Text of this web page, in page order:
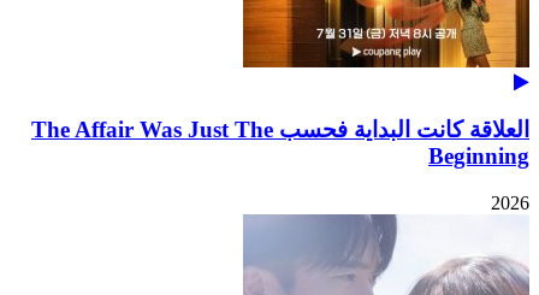
العلاقة كانت البداية فحسب The Affair Was Just The
Beginning
2026